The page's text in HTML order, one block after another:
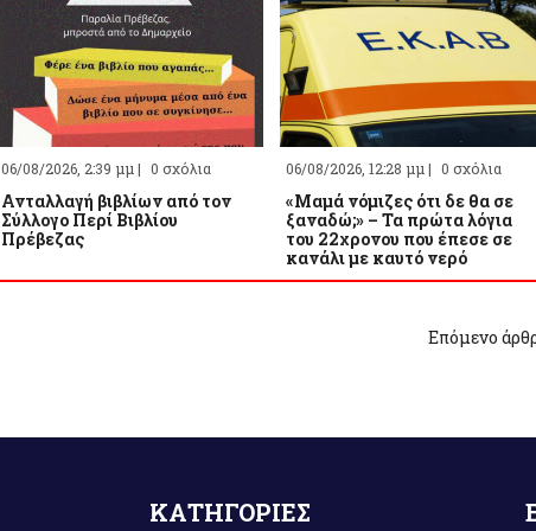
06/08/2026, 2:39 μμ | 0 σχόλια
Ανταλλαγή βιβλίων από τον
Σύλλογο Περί Βιβλίου
Πρέβεζας
06/08/2026, 12:28 μμ | 0 σχόλια
«Μαμά νόμιζες ότι δε θα σε
ξαναδώ;» – Τα πρώτα λόγια
του 22χρονου που έπεσε σε
κανάλι με καυτό νερό
Επόμενο
ΚΑΤΗΓΟΡΙΕΣ